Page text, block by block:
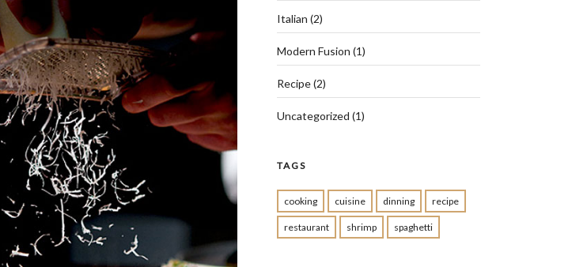
Italian (2)
Modern Fusion (1)
Recipe(2)
Uncategorized (1)
TAGS
cooking cuisine dinning recipe
restaurant shrimp spaghetti